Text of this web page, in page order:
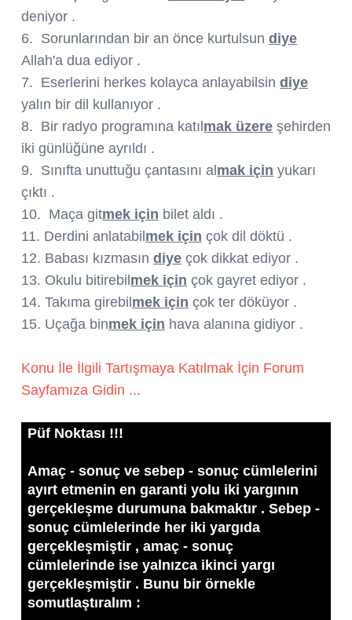
deniyor .
6. Sorunlarından bir an önce kurtulsun diye
Allah'a dua ediyor .
7. Eserlerini herkes kolayca anlayabilsin diye
yalın bir dil kullanıyor .
8. Bir radyo programına katılmak üzere şehirden
iki günlüğüne ayrıldı .
9. Sınıfta unuttuğu çantasını almak için yukarı
çıktı .
10. Maça gitmek için bilet aldı .
11. Derdini anlatabilmek için çok dil döktü .
12. Babası kızmasın diye çok dikkat ediyor .
13. Okulu bitirebilmek için çok gayret ediyor .
14. Takıma girebilmek için çok ter döküyor .
15. Uçağa binmek için hava alanına gidiyor .
Konu İle İlgili Tartışmaya Katılmak İçin Forum
Sayfamıza Gidin ...
Püf Noktası !!!
Amaç - sonuç ve sebep - sonuç cümlelerini
ayırt etmenin en garanti yolu iki yargının
gerçekleşme durumuna bakmaktır . Sebep -
sonuç cümlelerinde her iki yargıda
gerçekleşmiştir , amaç - sonuç
cümlelerinde ise yalnızca ikinci yargı
gerçekleşmiştir . Bunu bir örnekle
somutlaştıralım :